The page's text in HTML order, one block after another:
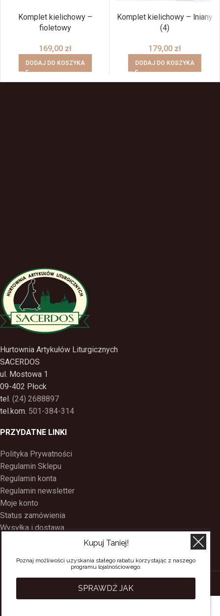
Komplet kielichowy –
fioletowy
169,00 zł
DODAJ DO KOSZYKA
Komplet kielichowy – lniany
(4)
179,00 zł
DODAJ DO KOSZYKA
Hurtownia Artykułów Liturgicznych
SACERDOS
ul. Mostowa 1
09-402 Płock
tel. (24) 2688897
tel.kom. 501-384-314
PRZYDATNE LINKI
Polityka Prywatności
Regulamin Sklepu
Regulamin konta
Regulamin newsletter
Moje konto
Status zamówienia
Wysyłka i dostawa
Program Lojalnościowy
SACERDOSCREATED BYBEEON TOP. PREMIUM WEB & E-COMMERCE
SOLUTIONS.
Kupuj Taniej!
Poznaj możliwości uzyskania stałego rabatu korzystając z naszego
programu lojalnościowego.
SPRAWDŹ JAK